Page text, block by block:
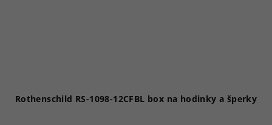
Rothenschild RS-1098-12CFBL box na hodinky a šperky